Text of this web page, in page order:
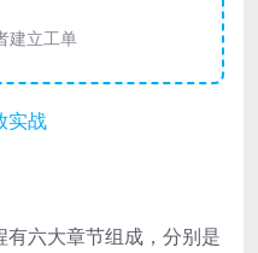
建立工单
六大章节组成，分别是